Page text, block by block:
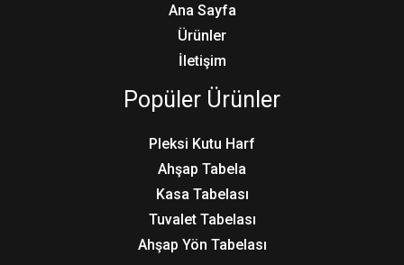
Ana Sayfa
Ürünler
İletişim
Popüler Ürünler
Pleksi Kutu Harf
Ahşap Tabela
Kasa Tabelası
Tuvalet Tabelası
Ahşap Yön Tabelası